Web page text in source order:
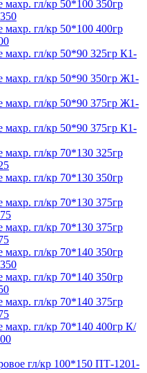
гл/кр 50*100 350гр
гл/кр 50*100 400гр
гл/кр 50*90 325гр К1-
гл/кр 50*90 350гр Ж1-
гл/кр 50*90 375гр Ж1-
гл/кр 50*90 375гр К1-
гл/кр 70*130 325гр
гл/кр 70*130 350гр
гл/кр 70*130 375гр
гл/кр 70*130 375гр
гл/кр 70*140 350гр
гл/кр 70*140 350гр
гл/кр 70*140 375гр
гл/кр 70*140 400гр К/
гл/кр 100*150 ПТ-1201-